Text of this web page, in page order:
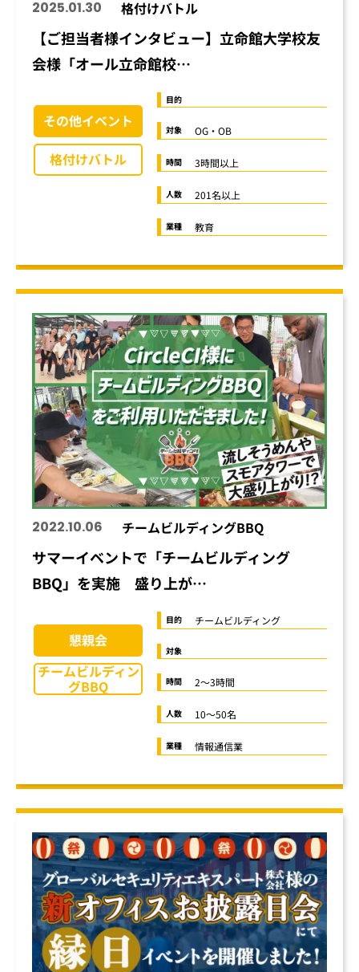
2025.01.30 格付けバトル
【ご担当者様インタビュー】立命館大学校友
会様「オール立命館校…
その他イベント
格付けバトル
目的
対象 OG・OB
時間 3時間以上
人数 201名以上
業種 教育
2022.10.06 チームビルディングBBQ
サマーイベントで「チームビルディング
BBQ」を実施 盛り上が…
懇親会
チームビルディン
グBBQ
目的 チームビルディング
対象
時間 2〜3時間
人数 10〜50名
業種 情報通信業